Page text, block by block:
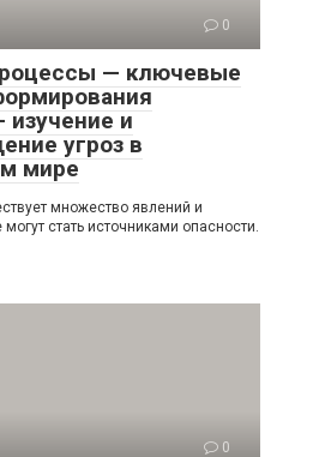
0
— ключевые
изучение и
угроз в
мире
множество явлений и
стать источниками опасности.
0